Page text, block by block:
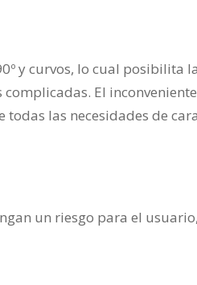
y curvos, lo cual posibilita la
El
las necesidades de
un riesgo para el